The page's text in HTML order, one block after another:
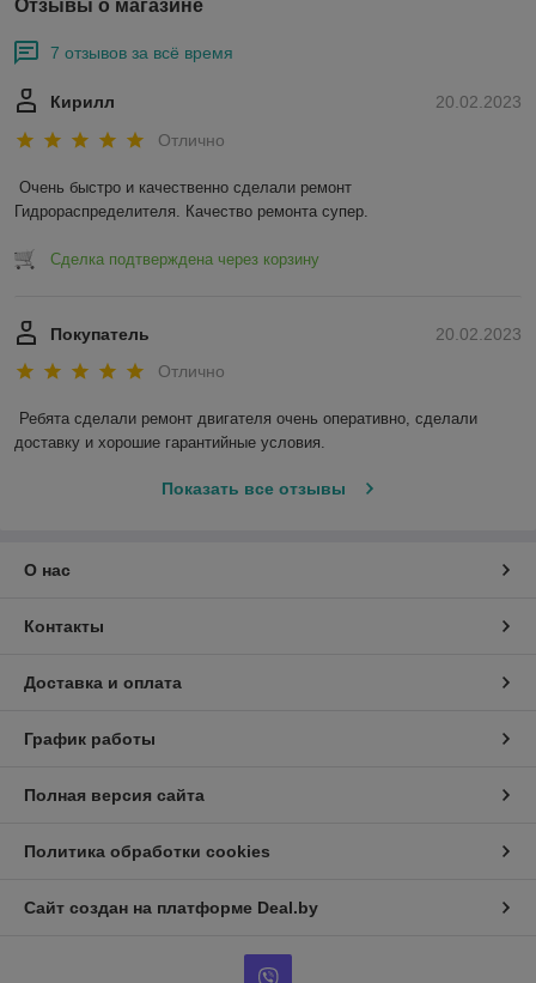
Отзывы о магазине
7 отзывов за всё время
20.02.2023
Кирилл
Отлично
Очень быстро и качественно сделали ремонт
Гидрораспределителя. Качество ремонта супер.
Сделка подтверждена через корзину
20.02.2023
Покупатель
Отлично
Ребята сделали ремонт двигателя очень оперативно, сделали
доставку и хорошие гарантийные условия.
Показать все отзывы
О нас
Контакты
Доставка и оплата
График работы
Полная версия сайта
Политика обработки cookies
Сайт создан на платформе Deal.by